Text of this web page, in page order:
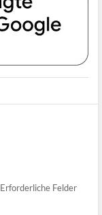
Erforderliche Felder